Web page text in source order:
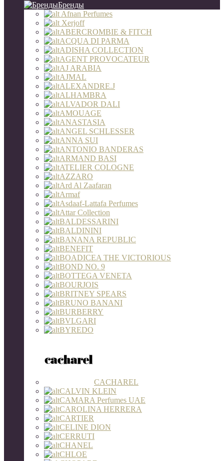
Бренды
Afnan Perfumes
Xerjoff
ABERCROMBIE & FITCH
ACQUA DI PARMA
ADISHA COLLECTION
AGENT PROVOCATEUR
AJ ARABIA
AJMAL
ALEXANDRE.J
ALHAMBRA
ALVADOR DALI
AMOUAGE
ANASTASIA
ANGEL SCHLESSER
ANNA SUI
ANTONIO BANDERAS
ARMAND BASI
ATELIER COLOGNE
AZZARO
Ard Al Zaafaran
Armaf
Asdaaf-Lattafa Perfumes
Attar Collection
BALDESSARINI
BALDININI
BANANA REPUBLIC
BENEFIT
BOADICEA THE VICTORIOUS
BOND NO. 9
BOTTEGA VENETA
BOURJOIS
BRITNEY SPEARS
BRUNO BANANI
BURBERRY
BVLGARI
BYREDO
CACHAREL
CALVIN KLEIN
CAMARA Perfumes UAE
CAROLINA HERRERA
CARTIER
CELINE DION
CERRUTI
CHANEL
CHLOE